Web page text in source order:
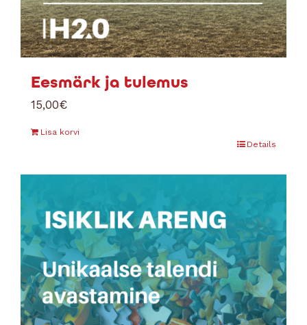
Eesmärk ja tulemus
15,00€
Lisa korvi
Details